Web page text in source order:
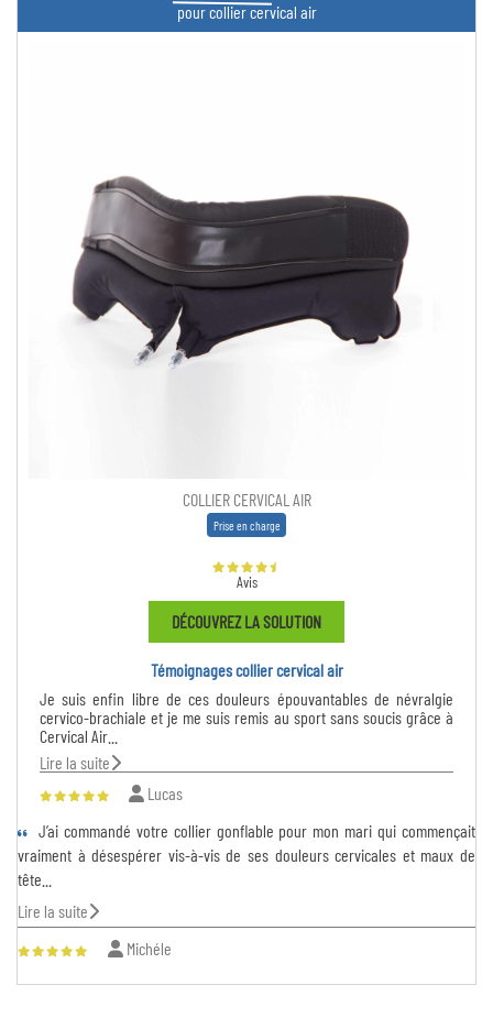
pour collier cervical air
COLLIER CERVICAL AIR
Prise en charge
Avis
DÉCOUVREZ LA SOLUTION
Témoignages collier cervical air
Je suis enfin libre de ces douleurs épouvantables de névralgie
cervico-brachiale et je me suis remis au sport sans soucis grâce à
Cervical Air...
Lire la suite
Lucas
J’ai commandé votre collier gonflable pour mon mari qui commençait
vraiment à désespérer vis-à-vis de ses douleurs cervicales et maux de
tête...
Lire la suite
Michéle